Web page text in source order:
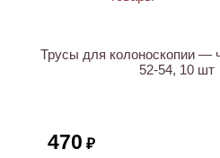
Трусы для колоноскопии —
52-54, 10 шт
470 ₽